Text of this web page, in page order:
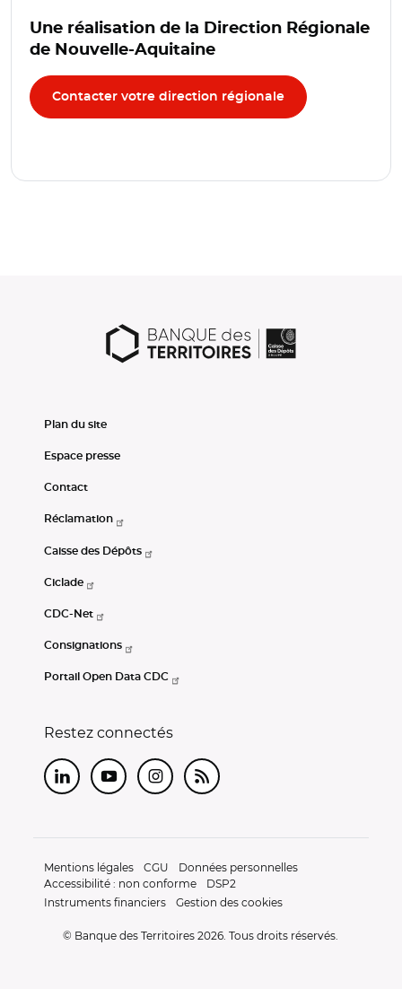
Une réalisation de la Direction Régionale
de Nouvelle-Aquitaine
Contacter votre direction régionale
Plan du site
Espace presse
Contact
Réclamation
Caisse des Dépôts
Ciclade
CDC-Net
Consignations
Portail Open Data CDC
Restez connectés
LinkedInYoutubeInstagram
RSS
Mentions légales CGU
Données personnelles
Accessibilité : non conforme
DSP2
Instruments financiers
Gestion des cookies
© Banque des Territoires 2026. Tous droits réservés.